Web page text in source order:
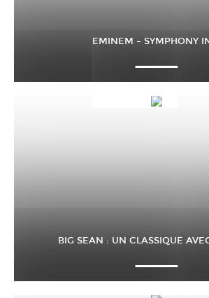
EMINEM – SYMPHONY
BIG SEAN : UN CLASSIQUE